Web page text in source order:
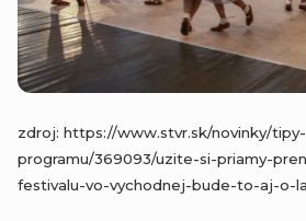
zdroj: https://www.stvr.sk/novinky/
programu/369093/uzite-si-priamy-
festivalu-vo-vychodnej-bude-to-aj-o-